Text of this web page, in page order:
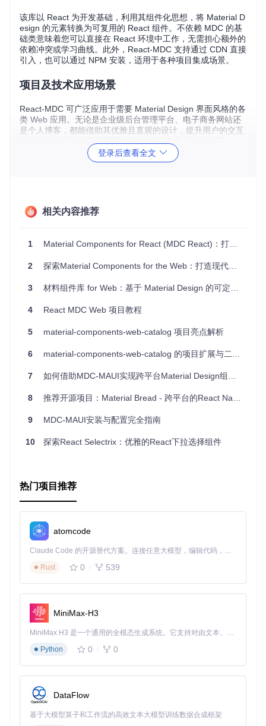
该库以 React 为开发基础，利用其组件化思想，将 Material D
esign 的元素转换为可复用的 React 组件。不依赖 MDC 的基
础类意味着您可以直接在 React 环境中工作，无需担心额外的
依赖冲突或学习曲线。此外，React-MDC 支持通过 CDN 直接
引入，也可以通过 NPM 安装，适用于各种项目集成场景。
项目及技术应用场景
React-MDC 可广泛应用于需要 Material Design 界面风格的各
类 Web 应用。无论是企业级后台管理平台、电子商务网站还
是个人博客，都能借助其优雅且直观的设计，提升用户的交互
- 快速构建符合 Material Design 标准的原
多设备兼容- 支持响应式布局，适应不同屏幕尺寸的设
项目特点
直观的 API- 采用 React 的组件化模式，易于理解和使用。
可定制的主题- 支持默认主题以及自定义 Sass 和 CSS 自
全面的组件覆盖 - 提供了从按钮到卡片等多种 Material Desi
轻量级- 不依赖于 MDC 的基础类，减少项目体积。
与更新。
通过 React-MDC，您可以享受到 Material Design 的魅力，同
问官方文档站点，查看示例和使用说明。
立即安装并尝试使用npm install --save react-mdc-we
登录后查看全文
相关内容推荐
1 Material Components for React (MDC React)：打造现代化的React应用
2 探索Material Components for the Web：打造现代化Web应用的利器
3 材料组件库 for Web：基于 Material Design 的可定制化 UI 组件
4 React MDC Web 项目教程
5 material-components-web-catalog 项目亮点解析
6 material-components-web-catalog 的项目扩展与二次开发
7 如何借助MDC-MAUI实现跨平台Material Design组件库的高效开发？
8 推荐开源项目：Material Bread - 跨平台的React Native材料设计组件库
9 MDC-MAUI安装与配置完全指南
10 探索React Selectrix：优雅的React下拉选择组件
热门项目推荐
atomcode
Claude Code 的开源替代方案。连接任意大模型，编辑代码，运行命令，自动验证 — 全自动执行。用 Rust 构建，极致性能。 ｜ An open-source alternative to Claude Code. Connect any LLM, edit code, run commands, and verify changes — autonomously. Built in Rust for speed. Get Started
Rust
0 539
MiniMax-H3
MiniMax H3 是一个通用的全模态生成系统。它支持对由文本、图像、视频和音频组成的多模态上下文进行统一理解，并能生成分辨率高达 2K、时长可达 15 秒的带原生立体声音频的视频。得益于面向任务泛化的系统设计，H3 在预训练阶段就已具备广泛的多模态上下文理解与生成能力，能够出色地执行复杂的多模态指令。
Python
0 0
DataFlow
基于大模型算子和工作流的高效文本大模型训练数据合成框架